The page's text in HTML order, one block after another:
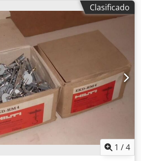
Clasificado
1 /4